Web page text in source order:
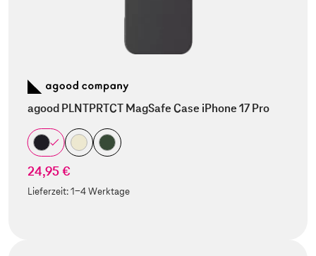
agood PLNTPRTCT MagSafe Case iPhone 17 Pro
24,95 €
Lieferzeit:1-4 Werktage